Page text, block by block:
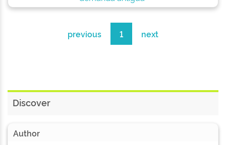
previous 1 next
Discover
Author